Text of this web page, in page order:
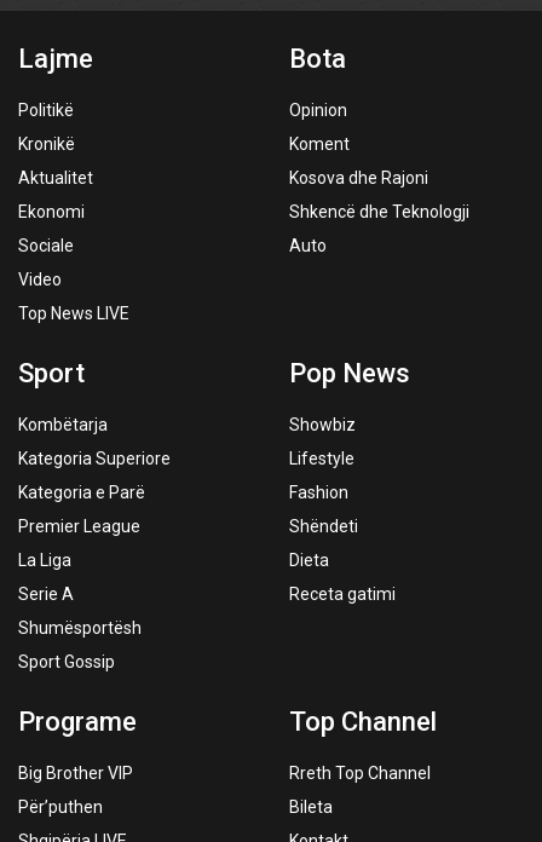
Lajme
Politikë
Kronikë
Aktualitet
Ekonomi
Sociale
Video
Top News LIVE
Bota
Opinion
Koment
Kosova dhe Rajoni
Shkencë dhe Teknologji
Auto
Sport
Kombëtarja
Kategoria Superiore
Kategoria e Parë
Premier League
La Liga
Serie A
Shumësportësh
Sport Gossip
Pop News
Showbiz
Lifestyle
Fashion
Shëndeti
Dieta
Receta gatimi
Programe
Big Brother VIP
Për’puthen
Top Channel
Rreth Top Channel
Bileta